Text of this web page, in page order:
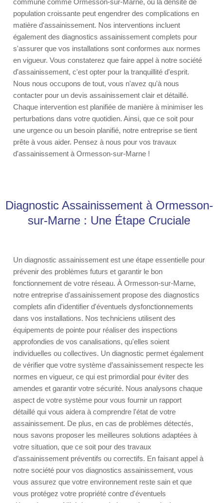
commune comme Ormesson-sur-Marne, où la densité de
population croissante peut engendrer des complications en
matière d'assainissement. Nos interventions incluent
également des diagnostics assainissement complets pour
s'assurer que vos installations sont conformes aux normes
en vigueur. Vous constaterez que faire appel à notre société
d'assainissement, c'est opter pour la tranquillité d'esprit.
Nous nous occupons de tout, vous n'avez qu'à nous
contacter pour un devis assainissement clair et détaillé.
Chaque intervention est planifiée de manière à minimiser les
perturbations dans votre quotidien. Ainsi, que ce soit pour
une urgence ou un besoin planifié, notre entreprise se tient
prête à vous aider. Pensez à nous pour vos travaux
d'assainissement à Ormesson-sur-Marne !
Diagnostic Assainissement à Ormesson-
sur-Marne : Une Étape Cruciale
Un diagnostic assainissement est une étape essentielle pour
prévenir des problèmes futurs et garantir le bon
fonctionnement de votre réseau. À Ormesson-sur-Marne,
notre entreprise d'assainissement propose des diagnostics
complets afin d'identifier d'éventuels dysfonctionnements
dans vos installations. Nos techniciens utilisent des
équipements de pointe pour réaliser des inspections
approfondies de vos canalisations, qu'elles soient
individuelles ou collectives. Un diagnostic permet également
de vérifier que votre système d’assainissement respecte les
normes en vigueur, ce qui est primordial pour éviter des
amendes et garantir votre sécurité. Nous analysons chaque
aspect de votre système pour vous fournir un rapport
détaillé qui vous aidera à comprendre l'état de votre
assainissement. De plus, en cas de problèmes détectés,
nous savons proposer les meilleures solutions adaptées à
votre situation, que ce soit pour des travaux
d’assainissement préventifs ou correctifs. En faisant appel à
notre société pour vos diagnostics assainissement, vous
vous assurez que votre environnement reste sain et que
vous protégez votre propriété contre d'éventuels